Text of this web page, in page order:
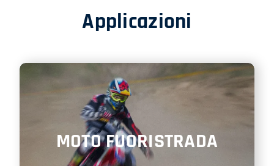
LAVORA CON NOI
SHOP
Applicazioni
MOTO FUORISTRADA